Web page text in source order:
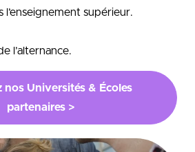
l’enseignement supérieur.
l’alternance.
nos Universités & Écoles
partenaires >